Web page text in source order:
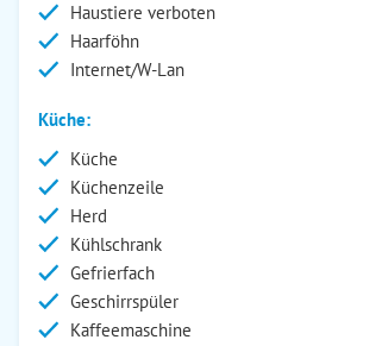
Haustiere verboten
Haarföhn
Internet/W-Lan
Küche:
Küche
Küchenzeile
Herd
Kühlschrank
Gefrierfach
Geschirrspüler
Kaffeemaschine